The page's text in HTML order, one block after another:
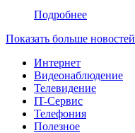
Подробнее
Показать больше новостей
Интернет
Видеонаблюдение
Телевидение
IT-Сервис
Телефония
Полезное